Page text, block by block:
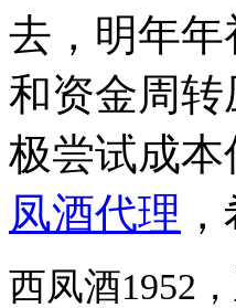
去，明年
和资金周
极尝试成
凤酒代理
西凤酒1952